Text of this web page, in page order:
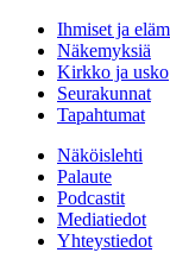
Ihmiset ja
Näkemyksiä
Kirkko ja usko
Seurakunnat
Tapahtumat
Näköislehti
Palaute
Podcastit
Mediatiedot
Yhteystiedot